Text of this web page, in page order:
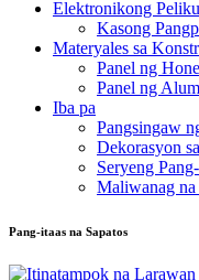
Elektronikong
Kasong
Materyales sa
Panel ng
Panel ng
Iba pa
Pangsingaw
Dekorasyon
Seryeng
Maliwanag
Pang-itaas na Sapatos